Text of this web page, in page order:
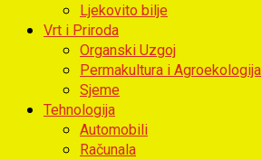
Ljekovito bilje
Vrt i Priroda
Organski Uzgoj
Permakultura i Agroekologija
Sjeme
Tehnologija
Automobili
Računala